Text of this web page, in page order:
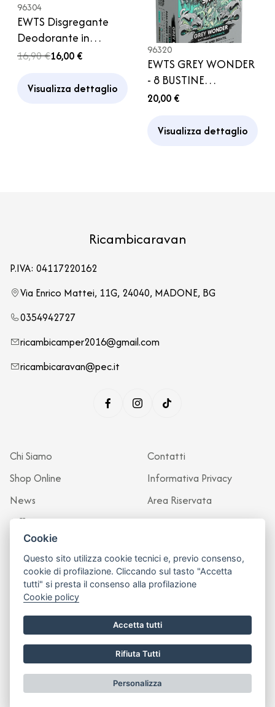
96304
EWTS Disgregante
Deodorante in
Bustina per Serbatoio
16,90 €16,00 €
Visualizza dettaglio
96320
EWTS GREY WONDER
- 8 BUSTINE
FRAGRANZA MOJITO
SERBATOIO ACQUE
20,00 €
Visualizza dettaglio
Ricambicaravan
P.IVA: 04117220162
Via Enrico Mattei, 11G, 24040, MADONE, BG
0354942727
ricambicamper2016@gmail.com
ricambicaravan@pec.it
Chi Siamo
Shop Online
News
Officina
Contatti
Informativa Privacy
Area Riservata
Sito realizzato daLeonardo Web
Cookie
Questo sito utilizza cookie tecnici e, previo consenso,
cookie di profilazione. Cliccando sul tasto "Accetta
tutti" si presta il consenso alla profilazione
Cookie policy
Accetta tutti
Rifiuta Tutti
Personalizza